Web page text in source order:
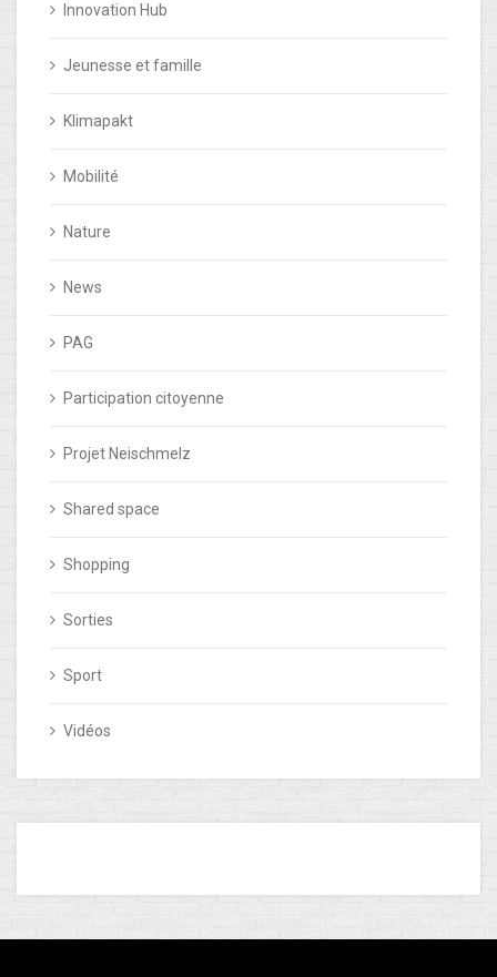
Innovation Hub
Jeunesse et famille
Klimapakt
Mobilité
Nature
News
PAG
Participation citoyenne
Projet Neischmelz
Shared space
Shopping
Sorties
Sport
Vidéos